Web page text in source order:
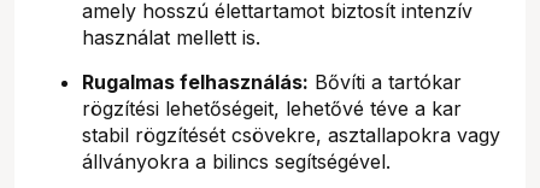
amely hosszú élettartamot biztosít intenzív
használat mellett is.
Rugalmas felhasználás: Bővíti a tartókar
rögzítési lehetőségeit, lehetővé téve a kar
stabil rögzítését csövekre, asztallapokra vagy
állványokra a bilincs segítségével.